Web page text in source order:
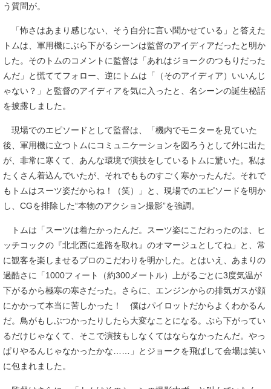
う質問が。
「怖さはあまり感じない、そう自分に言い聞かせている」と答えた
トムは、軍用機にぶら下がるシーンは監督のアイディアだったと明か
した。そのトムのコメントに監督は「あれはジョークのつもりだった
んだ」と慌ててフォロー、逆にトムは「（そのアイディア）いいんじ
ゃない？」と監督のアイディアを気に入ったと、名シーンの誕生秘話
を披露しました。
現場でのエピソードとして監督は、「機内でモニターを見ていた
後、軍用機に立つトムにコミュニケーションを図ろうとして外に出た
が、非常に寒くて、あんな環境で演技をしているトムに驚いた。私は
たくさん着込んでいたが、それでもものすごく寒かったんだ。それで
もトムはスーツ姿だからね！（笑）」と、現場でのエピソードを明か
し、CGを排除した“本物のアクション撮影”を強調。
トムは「スーツは着たかったんだ。スーツ姿にこだわったのは、ヒ
ッチコックの『北北西に進路を取れ』のオマージュとしてね」と、常
に観客を楽しませるプロのこだわりを明かした。とはいえ、あまりの
過酷さに「1000フィート（約300メートル）上がるごとに3度気温が
下がるから極寒の寒さだった。さらに、エンジンからの排気ガスが顔
にかかって本当に苦しかった！ 僕はパイロットだからよくわかるん
だ。鳥がもしぶつかったりしたら大変なことになる。ぶら下がってい
るだけじゃなくて、そこで演技もしなくてはならなかったんだ。やっ
ぱりやるんじゃなかったかな……」とジョークを飛ばして会場は笑い
に包まれました。